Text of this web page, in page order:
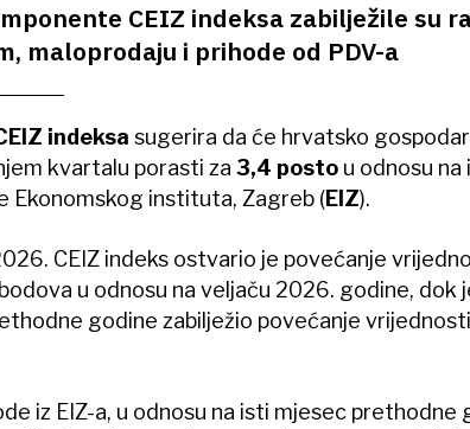
CEIZ indeksa zabilježile su
maloprodaju i prihode od PDV-a
indeksa sugerira da će hrvatsko
kvartalu porasti za 3,4 postou odnosu na
Ekonomskog instituta, Zagreb (EIZ).
CEIZ indeks ostvario je povećanje
u odnosu na veljaču 2026. godine, dok
godine zabilježio povećanje
iz EIZ-a, u odnosu na isti mjesec prethodne